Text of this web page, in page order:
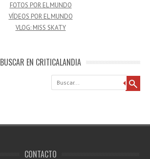
FOTOS POR EL MUNDO
VÍDEOS POR EL MUNDO
VLOG: MISS SKATY
BUSCAR EN CRITICALANDIA
Buscar
CONTACTO